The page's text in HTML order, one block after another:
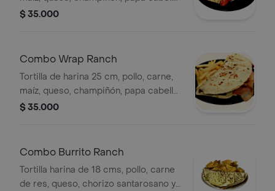
de ángel, salchicha americana,
$ 35.000
Combo Wrap Ranch
Tortilla de harina 25 cm, pollo, carne,
maíz, queso, champiñón, papa cabello
de ángel, chorizo santarrosano,
$ 35.000
Combo Burrito Ranch
Tortilla harina de 18 cms, pollo, carne
de res, queso, chorizo santarosano y